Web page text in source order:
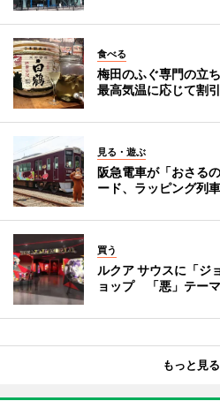
食べる
梅田のふぐ専門の立
最高気温に応じて割
見る・遊ぶ
阪急電車が「おさる
ード、ラッピング列
買う
ルクア サウスに「ジ
ョップ 「悪」テー
もっと見る